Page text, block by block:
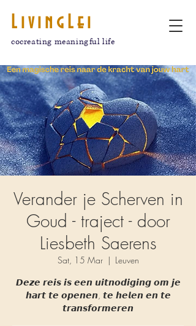
LivingLei
cocreating meaningful life
Verander je Scherven in
Goud - traject - door
Liesbeth Saerens
Sat, 15 Mar
  |
Leuven
𝘿𝙚𝙯𝙚 𝙧𝙚𝙞𝙨 𝙞𝙨 𝙚𝙚𝙣 𝙪𝙞𝙩𝙣𝙤𝙙𝙞𝙜𝙞𝙣𝙜 𝙤𝙢 𝙟𝙚
𝙝𝙖𝙧𝙩 𝙩𝙚 𝙤𝙥𝙚𝙣𝙚𝙣, 𝙩𝙚 𝙝𝙚𝙡𝙚𝙣 𝙚𝙣 𝙩𝙚
𝙩𝙧𝙖𝙣𝙨𝙛𝙤𝙧𝙢𝙚𝙧𝙚𝙣